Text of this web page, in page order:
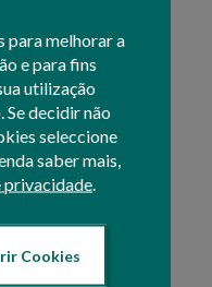
para melhorar a
e para fins
utilização
Se decidir não
seleccione
saber mais,
Cookies
Lei n.º
noDecreto-
técnicos que
com
PRODI Vegetal e/
conforme
as informações